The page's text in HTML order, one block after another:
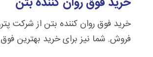
خرید فوق روان کننده بتن از شرکت
فروش. شما نیز برای خرید بهترین فوق